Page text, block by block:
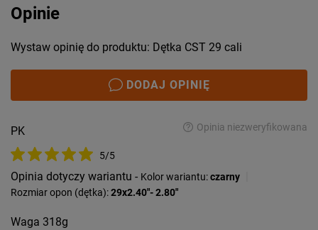
Opinie
Wystaw opinię do produktu: Dętka CST 29 cali
DODAJ OPINIĘ
PK
5/5
Opinia niezweryfikowana
Opinia dotyczy wariantu - Kolor wariantu:czarny
Rozmiar opon (dętka):29x2.40"- 2.80"
Waga 318g